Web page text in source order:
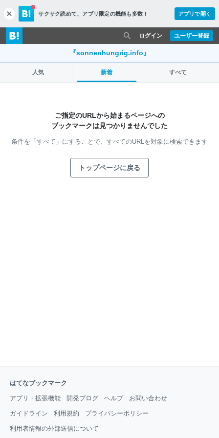
c
l
o
s
サクサク読めて、 アプリ限定の機能も多数！ アプリで開く
ユーザー登録
ログイン
『sonnenhungrig.info』
人気 新着 すべて
ご指定のURLから始まるページへの
ブックマークは見つかりませんでした
条件を「すべて」にすることで、 すべてのURLを対象に検索できます
トップページに戻る
はてなブックマーク
アプリ・拡張機能 開発ブログ ヘルプ お問い合わせ
ガイドライン 利用規約 プライバシーポリシー
利用者情報の外部送信について